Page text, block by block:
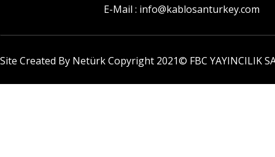
E-Mail : info@kablosanturkey.com
Site Created By Netürk Copyright 2021© FBC YAYINCILIK